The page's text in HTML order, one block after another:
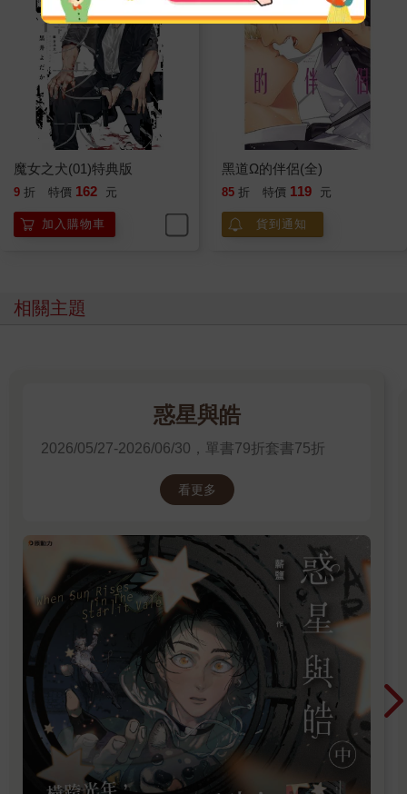
魔女之犬(01)特典版
9 折 特價 162 元
加入購物車
黑道Ω的伴侶(全)
85 折 特價 119 元
貨到通知
相關主題
惑星與皓
2026/05/27-2026/06/30，單書79折套書75折
看更多